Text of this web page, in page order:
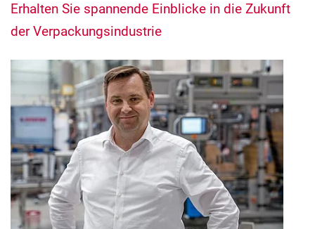
Erhalten Sie spannende Einblicke in die Zukunft
der Verpackungsindustrie